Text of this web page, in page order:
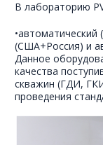
В лабораторию
(США+Россия) и
Данное
качества
скважин (ГДИ,
проведения